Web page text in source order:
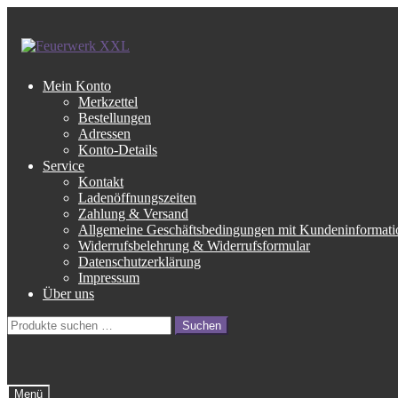
Zur
Navigation
Zum
Inhalt
Mein Konto
Merkzettel
Bestellungen
Adressen
Konto-Details
Service
Kontakt
Ladenöffnungszeiten
Zahlung & Versand
Allgemeine Geschäftsbedingungen mit
Widerrufsbelehrung & Widerrufsformular
Datenschutzerklärung
Impressum
Über uns
Suche
nach:
Suchen
Menü